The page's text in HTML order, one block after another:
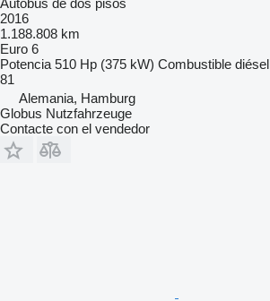
Autobús de dos pisos
2016
1.188.808 km
Euro 6
Potencia 510 Hp (375 kW) Combustible diésel
81
Alemania, Hamburg
Globus Nutzfahrzeuge
Contacte con el vendedor